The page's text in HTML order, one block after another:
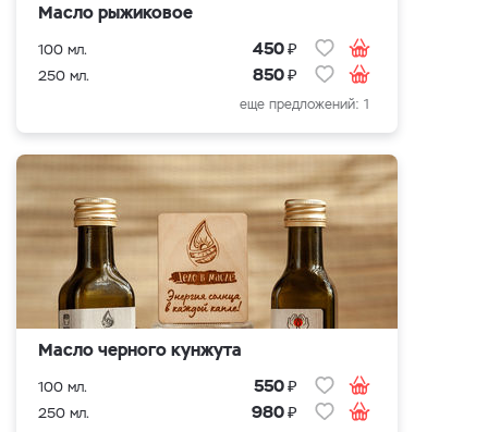
Масло рыжиковое
100 мл. 450₽
250 мл. 850₽
еще предложений: 1
Масло черного кунжута
100 мл. 550₽
250 мл. 980₽